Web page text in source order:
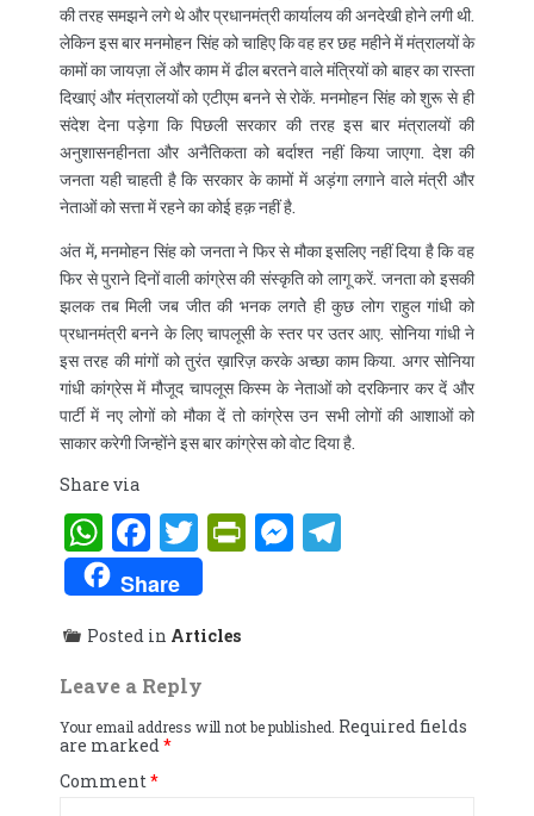
की तरह समझने लगे थे और प्रधानमंत्री कार्यालय की अनदेखी होने लगी थी.
लेकिन इस बार मनमोहन सिंह को चाहिए कि वह हर छह महीने में मंत्रालयों के
कामों का जायज़ा लें और काम में ढील बरतने वाले मंत्रियों को बाहर का रास्ता
दिखाएं और मंत्रालयों को एटीएम बनने से रोकें. मनमोहन सिंह को शुरू से ही
संदेश देना पड़ेगा कि पिछली सरकार की तरह इस बार मंत्रालयों की
अनुशासनहीनता और अनैतिकता को बर्दाश्त नहीं किया जाएगा. देश की
जनता यही चाहती है कि सरकार के कामों में अड़ंगा लगाने वाले मंत्री और
नेताओं को सत्ता में रहने का कोई हक़ नहीं है.
अंत में, मनमोहन सिंह को जनता ने फिर से मौका इसलिए नहीं दिया है कि वह
फिर से पुराने दिनों वाली कांग्रेस की संस्कृति को लागू करें. जनता को इसकी
झलक तब मिली जब जीत की भनक लगतेे ही कुछ लोग राहुल गांधी को
प्रधानमंत्री बनने के लिए चापलूसी के स्तर पर उतर आए. सोनिया गांधी ने
इस तरह की मांगों को तुरंत ख़ारिज़ करके अच्छा काम किया. अगर सोनिया
गांधी कांग्रेस में मौजूद चापलूस किस्म के नेताओं को दरकिनार कर दें और
पार्टी में नए लोगों को मौका दें तो कांग्रेस उन सभी लोगों की आशाओं को
साकार करेगी जिन्होंने इस बार कांग्रेस को वोट दिया है.
Share via
WhatsApp
Facebook
Twitter
PrintFriendly
Messenger
Share
Posted in Articles
Leave a Reply
Your email address will not be published. Required fields
are marked *
Comment *